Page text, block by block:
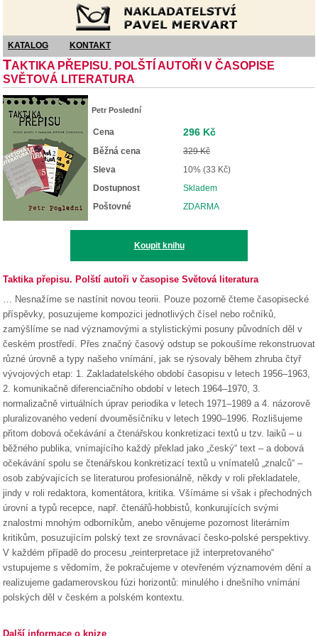
KATALOG KONTAKT
TAKTIKA PŘEPISU. POLŠTÍ AUTOŘI V ČASOPISE
SVĚTOVÁ LITERATURA
Petr Poslední
Cena 296 Kč
Běžná cena
329 Kč
Sleva
10% (33 Kč)
Dostupnost
Skladem
Poštovné
ZDARMA
Koupit knihu
Taktika přepisu. Polští autoři v časopise Světová literatura
… Nesnažíme se nastínit novou teorii. Pouze pozorně čteme časopisecké
příspěvky, posuzujeme kompozici jednotlivých čísel nebo ročníků,
zamýšlíme se nad významovými a stylistickými posuny původních děl v
českém prostředí. Přes značný časový odstup se pokoušíme rekonstruovat
různé úrovně a typy našeho vnímání, jak se rýsovaly během zhruba čtyř
vývojových etap: 1. Zakladatelského období časopisu v letech 1956–1963,
2. komunikačně diferenciačního období v letech 1964–1970, 3.
normalizačně virtuálních úprav periodika v letech 1971–1989 a 4. názorově
pluralizovaného vedení dvouměsíčníku v letech 1990–1996. Rozlišujeme
přitom dobová očekávání a čtenářskou konkretizaci textů u tzv. laiků – u
běžného publika, vnímajícího každý překlad jako „český“ text – a dobová
očekávání spolu se čtenářskou konkretizací textů u vnímatelů „znalců“ –
osob zabývajících se literaturou profesionálně, někdy v roli překladatele,
jindy v roli redaktora, komentátora, kritika. Všímáme si však i přechodných
úrovní a typů recepce, např. čtenářů-hobbistů, konkurujících svými
znalostmi mnohým odborníkům, anebo věnujeme pozornost literárním
kritikům, posuzujícím polský text ze srovnávací česko-polské perspektivy.
V každém případě do procesu „reinterpretace již interpretovaného“
vstupujeme s vědomím, že pokračujeme v otevřeném významovém dění a
realizujeme gadamerovskou fúzi horizontů: minulého i dnešního vnímání
polských děl v českém a polském kontextu.
Další informace o knize